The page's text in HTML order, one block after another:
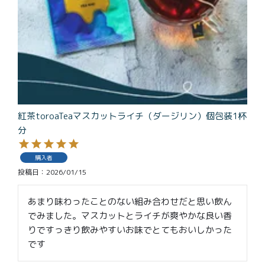
紅茶toroaTea
焼き菓子
メルマガ会員様限定
toroa夏のアウトレッ
トセール
クッキー缶
紅茶toroaTeaギフト
お誕生日セット
季節限定
価格別
¥6,000〜
¥4,000〜¥5,999
TOP
紅茶toroaTeaマスカットライチ（ダージリン）個包装1杯
分
購入者
投稿日 2026/01/15
あまり味わったことのない組み合わせだと思い飲ん
でみました。マスカットとライチが爽やかな良い香
りですっきり飲みやすいお味でとてもおいしかった
です